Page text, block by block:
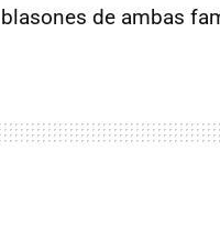
blasones de ambas